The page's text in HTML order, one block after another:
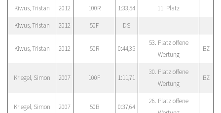
Kiwus, Tristan 2012 100R 1:33,54 11. Platz
Kiwus, Tristan 2012 50F DS
Kiwus, Tristan 2012 50R 0:44,35
53. Platz offene
Wertung
BZ
Kriegel, Simon 2007 100F 1:11,71
30. Platz offene
Wertung
BZ
Kriegel, Simon 2007 50B 0:37,64
26. Platz offene